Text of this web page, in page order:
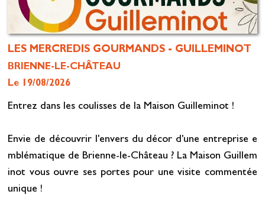
LES MERCREDIS GOURMANDS - GUILLEMINOT
BRIENNE-LE-CHÂTEAU
Le 19/08/2026
Entrez dans les coulisses de la Maison Guilleminot !
Envie de découvrir l'envers du décor d'une entreprise e
mblématique de Brienne-le-Château ? La Maison Guillem
inot vous ouvre ses portes pour une visite commentée
unique !